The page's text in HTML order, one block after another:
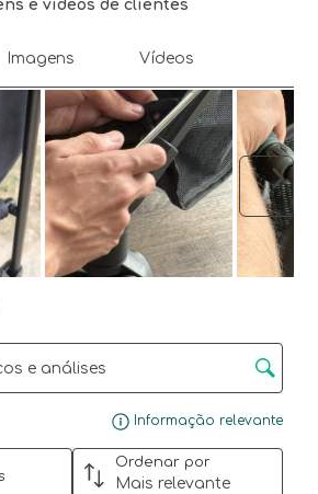
e vídeos de clientes
Informação relevante
Ordenar por
Mais relevante